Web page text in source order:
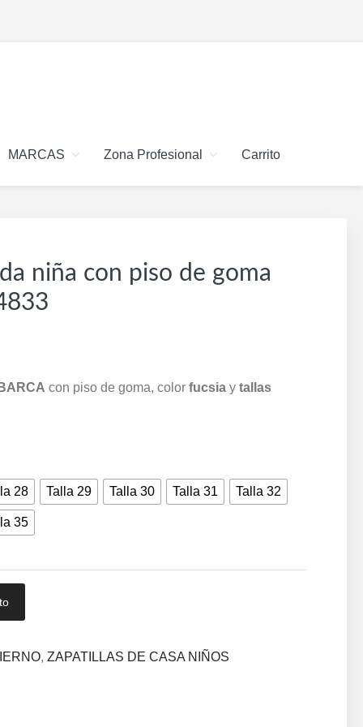
MARCAS Zona Profesional Carrito
niña con piso de goma
con piso de goma, color fucsiay tallas
28 Talla 29 Talla 30 Talla 31 Talla 32
35
, ZAPATILLAS DE CASA NIÑOS